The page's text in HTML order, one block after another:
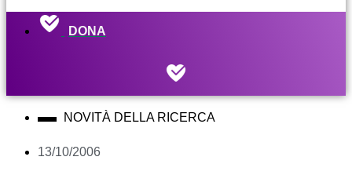
DONA
NOVITÀ DELLA RICERCA
13/10/2006